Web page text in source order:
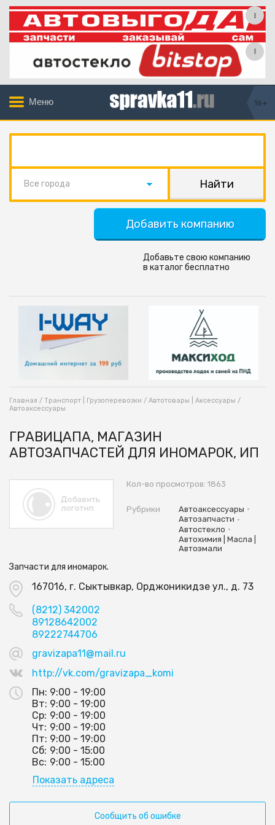
Меню 16+
Все города
Добавить компанию
Добавьте свою компанию
в каталог бесплатно
Главная / Транспорт | Грузоперевозки / Автотовары | Аксессуары /
Автоаксессуары
ГРАВИЦАПА, МАГАЗИН
АВТОЗАПЧАСТЕЙ ДЛЯ ИНОМАРОК, ИП
Кол-во просмотров: 1863
Рубрики Автоаксессуары •
Автозапчасти •
Автостекло •
Автохимия | Масла |
Автоэмали
Запчасти для иномарок.
167016, г. Сыктывкар, Орджоникидзе ул., д. 73
(8212) 342002
89128642002
89222744706
gravizapa11@mail.ru
http://vk.com/gravizapa_komi
Пн: 9:00 - 19:00
Вт: 9:00 - 19:00
Ср: 9:00 - 19:00
Чт: 9:00 - 19:00
Пт: 9:00 - 19:00
Сб: 9:00 - 15:00
Вс: 9:00 - 15:00
Показать адреса
Сообщить об ошибке